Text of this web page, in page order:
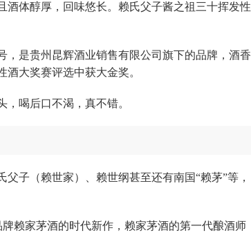
体醇厚，回味悠长。赖氏父子酱之祖三十挥发性
，是贵州昆辉酒业销售有限公司旗下的品牌，酒香
大奖赛评选中获大金奖。
喝后口不渴，真不错。
子（赖世家）、赖世纲甚至还有南国“赖茅”等，
赖家茅酒的时代新作，赖家茅酒的第一代酿酒师